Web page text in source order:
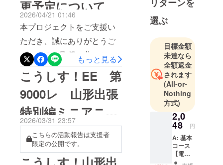
日中に一般発売予定です。
何卒よろしくお願いいたし
ます。
せしたとおり、収録形式を
当初予定のBDMV形式から
AVCHD形式の仕様に変更し
ております。ただし、一部
BDプレイヤー等での再生は
不可能であることが確認さ
れたため、当初の予定通り
PC専用データDVDとなりま
す。（※手元のBDプレイ
ヤー（DMP-BD90S）では
「未対応のディスク」エ
ラーが出ることを確認しま
更予定について
2026/04/21 01:46
本プロジェクトをご支援い
ただき、誠にありがとうご
ざいます。監督の井二かけ
るです。2026年5月発送予
定の返礼品「こうしす！EE
公式動画データDVD」（正
式名称「こうしす！EE
OFFICIAL DATA DVD」）に
つきまして、現在、製造段
階において問題が発生して
もっと見る
こうしす！EE 第
9000レ 山形出張
特別編ミニアニメ
完成 ＆クレジット
最終確認のお願い
2026/03/31 23:57
こちらの活動報告は支援者
限定の公開です。
ません）
選ぶ
目標金額
未達なら
全額返金
されます
(All-or-
Nothing
方式)
2,0
48 円
A: 基本
コース
【電子
リター